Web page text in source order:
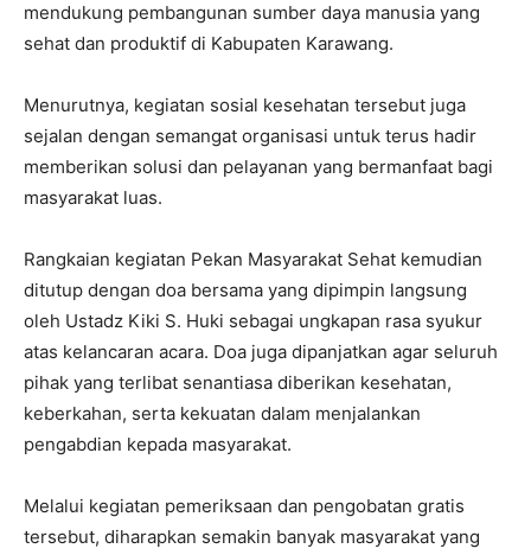
mendukung pembangunan sumber daya manusia yang
sehat dan produktif di Kabupaten Karawang.
Menurutnya, kegiatan sosial kesehatan tersebut juga
sejalan dengan semangat organisasi untuk terus hadir
memberikan solusi dan pelayanan yang bermanfaat bagi
masyarakat luas.
Rangkaian kegiatan Pekan Masyarakat Sehat kemudian
ditutup dengan doa bersama yang dipimpin langsung
oleh Ustadz Kiki S. Huki sebagai ungkapan rasa syukur
atas kelancaran acara. Doa juga dipanjatkan agar seluruh
pihak yang terlibat senantiasa diberikan kesehatan,
keberkahan, serta kekuatan dalam menjalankan
pengabdian kepada masyarakat.
Melalui kegiatan pemeriksaan dan pengobatan gratis
tersebut, diharapkan semakin banyak masyarakat yang